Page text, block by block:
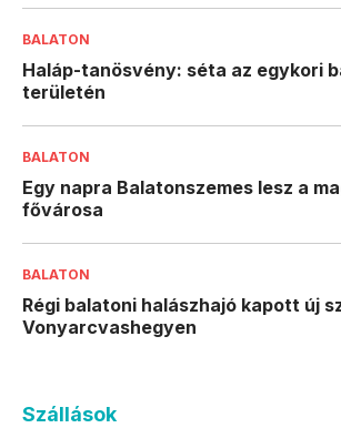
BALATON
Haláp-tanösvény: séta az egykori
területén
BALATON
Egy napra Balatonszemes lesz a
fővárosa
BALATON
Régi balatoni halászhajó kapott új
Vonyarcvashegyen
Szállások